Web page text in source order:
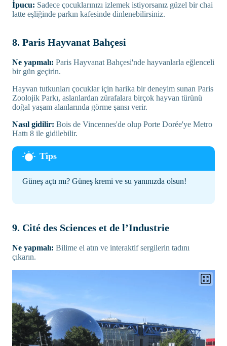
İpucu: Sadece çocuklarınızı izlemek istiyorsanız güzel bir chai
latte eşliğinde parkın kafesinde dinlenebilirsiniz.
8. Paris Hayvanat Bahçesi
Ne yapmalı: Paris Hayvanat Bahçesi'nde hayvanlarla eğlenceli
bir gün geçirin.
Hayvan tutkunları çocuklar için harika bir deneyim sunan Paris
Zoolojik Parkı, aslanlardan zürafalara birçok hayvan türünü
doğal yaşam alanlarında görme şansı verir.
Nasıl gidilir: Bois de Vincennes'de olup Porte Dorée'ye Metro
Hattı 8 ile gidilebilir.
Güneş açtı mı? Güneş kremi ve su yanınızda olsun!
9. Cité des Sciences et de l’Industrie
Ne yapmalı: Bilime el atın ve interaktif sergilerin tadını
çıkarın.